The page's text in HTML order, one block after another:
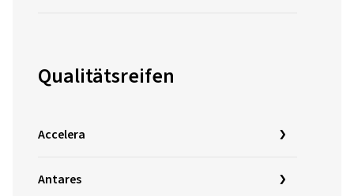
Qualitätsreifen
Accelera
Antares